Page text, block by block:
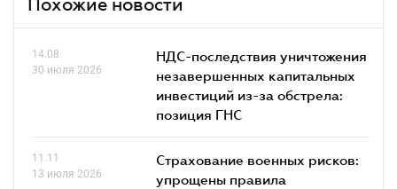
Похожие новости
14.08
30 июля 2026
НДС-последствия уничтожения
незавершенных капитальных
инвестиций из-за обстрела:
позиция ГНС
11.11
13 июля 2026
Страхование военных рисков:
упрощены правила